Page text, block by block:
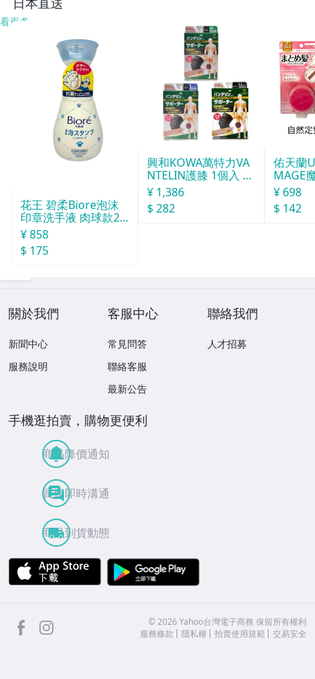
看更多
花王 碧柔Biore泡沫
印章洗手液 肉球款24
0ml
¥ 858
$ 175
興和KOWA萬特力VA
NTELIN護膝 1個入 L
號
¥ 1,386
$ 282
佑天蘭
MAGE
型
¥ 698
$ 142
關於我們
新聞中心
服務說明
客服中心
常見問答
聯絡客服
最新公告
聯絡我們
人才招募
手機逛拍賣，購物更便利
商品降價通知
買賣即時溝通
商品到貨動態
APP Store
facebook ©2026 Yahoo台灣電子商務 保留所有權利
服務條款
隱私權 拍賣使用規範 交易安全